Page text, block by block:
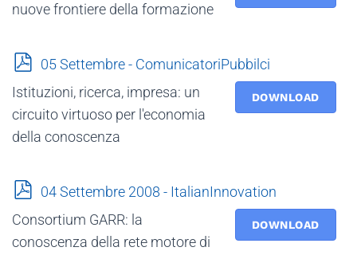
nuove frontiere della formazione
p
f
05 Settembre - ComunicatoriPubbilci
DOWNLOAD
Istituzioni, ricerca, impresa: un
circuito virtuoso per l'economia
della conoscenza
p
f
04 Settembre 2008 - ItalianInnovation
DOWNLOAD
Consortium GARR: la
conoscenza della rete motore di